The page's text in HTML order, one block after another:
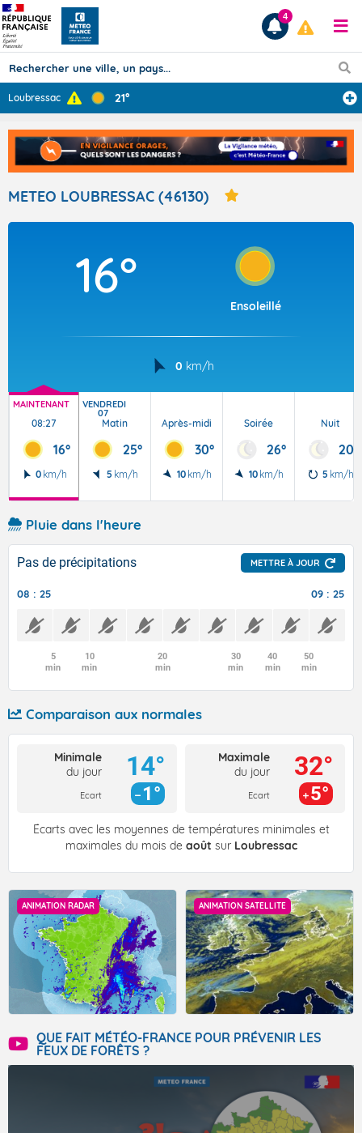
Prévisions
TOUS LES RÉSULTATS
Articles
4
Loubressac 21°
METEO LOUBRESSAC (46130)
16°
Ensoleillé
0 km/h
MAINTENANT
08:27
16°
0 km/h
VENDREDI
07
Matin
25°
5 km/h
Après-midi
30°
10 km/h
Soirée
26°
10 km/h
Nuit
20°
5 km/h
Pluie dans l'heure
Pas de précipitations METTRE À JOUR
08 : 25 09 : 25
5
min
10
min
20
min
30
min
40
min
50
min
Comparaison aux normales
Minimale
du jour
Ecart
14°
1°
Maximale
du jour
Ecart
32°
5°
Écarts avec les moyennes de températures minimales et
maximales du mois de août sur Loubressac
ANIMATION RADAR ANIMATION SATELLITE
QUE FAIT MÉTÉO-FRANCE POUR PRÉVENIR LES
FEUX DE FORÊTS ?